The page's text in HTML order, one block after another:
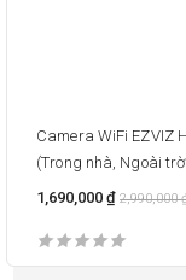
Camera WiFi EZVIZ
(Trong nhà, Ngoài
1,690,000₫ 2,990,000